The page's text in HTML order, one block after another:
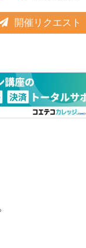
開催リクエスト